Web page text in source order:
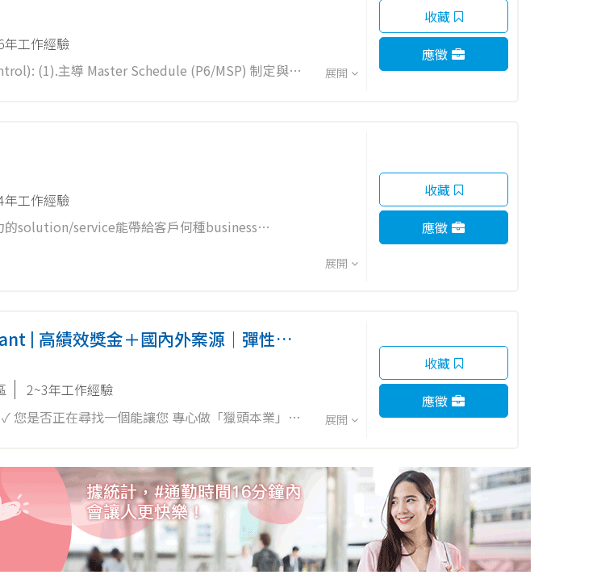
！
年工作經驗
(1).主導 Master Schedule (P6/MSP) 制定與要
主導 QA/QC 流程，監督測試驗收 (FAT/SAT/IST)
故。 3.供應鏈管理 (Stakeholder Mgmt): (1)作為
展開
收藏
應徵
年工作經驗
的solution/service能帶給客戶何種business
on-value-the-three-principles-of-value-
展開
收藏
應徵
| 高績效獎金＋國內外案源｜彈性職
2~3年工作經驗
是否正在尋找一個能讓您 專心做「獵頭本業」、
可能會
金融科技出發，現已橫跨：金融、高科技、數位、
人本身來自跨國獵頭品牌，
的運營方式： 我們相信「共享、共好、共榮」的獵
展開
收藏
應徵